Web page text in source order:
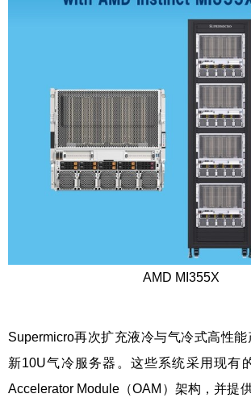
AMD MI355X
Supermicro再次扩充液冷与气冷式高性
新10U气冷服务器。这些系统采用现有
Accelerator Module（OAM）架构，并提